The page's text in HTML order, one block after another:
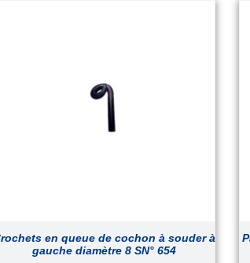
en queue de cochon à souder à
gauche diamètre 8 SN° 654